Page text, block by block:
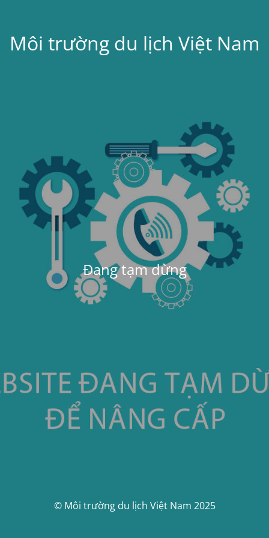
Môi trường du lịch Việt Nam
Đang tạm dừng
© Môi trường du lịch Việt Nam 2025